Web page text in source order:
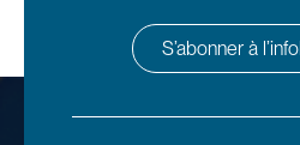
S’abonner à